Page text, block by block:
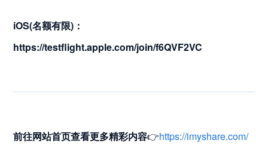
iOS(名额有限)：
https://testflight.apple.com/join/f6QVF2VC
前往网站首页查看更多精彩内容👉https://imyshare.com/